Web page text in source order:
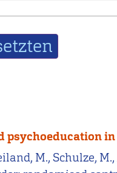
psychoeducation
M., Schulze,